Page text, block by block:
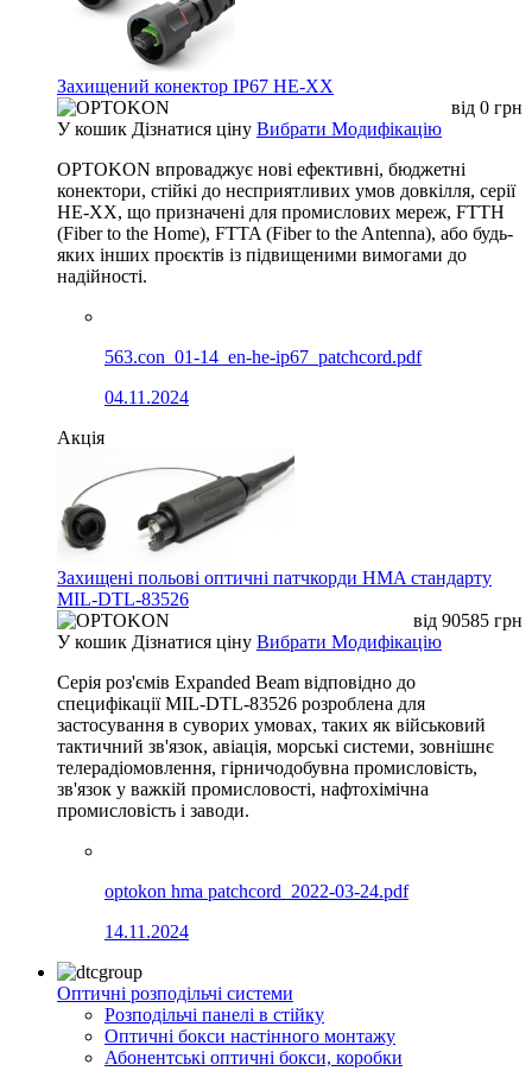
Захищений конектор IP67 HE-XX
від 0 грн
У кошик Дізнатися ціну Вибрати Модифікацію
OPTOKON впроваджує нові ефективні, бюджетні
конектори, стійкі до несприятливих умов довкілля, серії
HE-XX, що призначені для промислових мереж, FTTH
(Fiber to the Home), FTTA (Fiber to the Antenna), або будь-
яких інших проєктів із підвищеними вимогами до
надійності.
563.con_01-14_en-he-ip67_patchcord.pdf
04.11.2024
Акція
Захищені польові оптичні патчкорди HMA стандарту
MIL-DTL-83526
від 90585 грн
У кошик Дізнатися ціну Вибрати Модифікацію
Серія роз'ємів Expanded Beam відповідно до
специфікації MIL-DTL-83526 розроблена для
застосування в суворих умовах, таких як військовий
тактичний зв'язок, авіація, морські системи, зовнішнє
телерадіомовлення, гірничодобувна промисловість,
зв'язок у важкій промисловості, нафтохімічна
промисловість і заводи.
optokon hma patchcord_2022-03-24.pdf
14.11.2024
Оптичні розподільчі системи
Розподільчі панелі в стійку
Оптичні бокси настінного монтажу
Абонентські оптичні бокси, коробки